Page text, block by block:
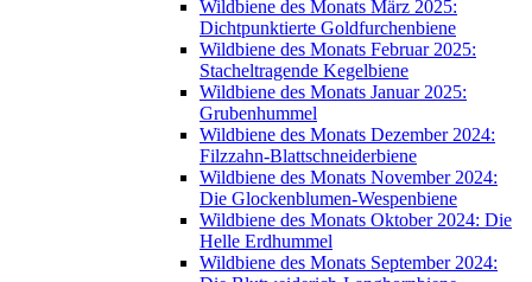
Wildbiene des Monats März 2025:
Dichtpunktierte Goldfurchenbiene
Wildbiene des Monats Februar 2025:
Stacheltragende Kegelbiene
Wildbiene des Monats Januar 2025:
Grubenhummel
Wildbiene des Monats Dezember 2024:
Filzzahn-Blattschneiderbiene
Wildbiene des Monats November 2024:
Die Glockenblumen-Wespenbiene
Wildbiene des Monats Oktober 2024: Die
Helle Erdhummel
Wildbiene des Monats September 2024: